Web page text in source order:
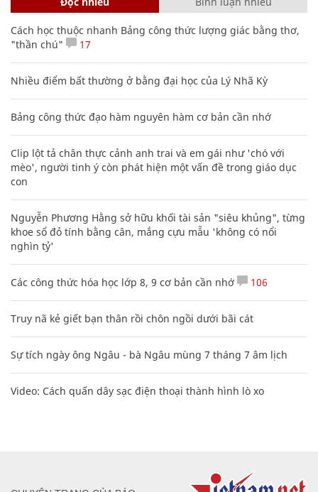
Cách học thuộc nhanh Bảng công thức lượng giác bằng thơ,
"thần chú"
17
Nhiều điểm bất thường ở bằng đại học của Lý Nhã Kỳ
Bảng công thức đạo hàm nguyên hàm cơ bản cần nhớ
Clip lột tả chân thực cảnh anh trai và em gái như 'chó với
mèo', người tinh ý còn phát hiện một vấn đề trong giáo dục
con
Nguyễn Phương Hằng sở hữu khối tài sản "siêu khủng", từng
khoe sổ đỏ tính bằng cân, mắng cựu mẫu 'không có nổi
nghìn tỷ'
Các công thức hóa học lớp 8, 9 cơ bản cần nhớ 106
Truy nã kẻ giết bạn thân rồi chôn ngồi dưới bãi cát
Sự tích ngày ông Ngâu - bà Ngâu mùng 7 tháng 7 âm lịch
Video: Cách quấn dây sạc điện thoại thành hình lò xo